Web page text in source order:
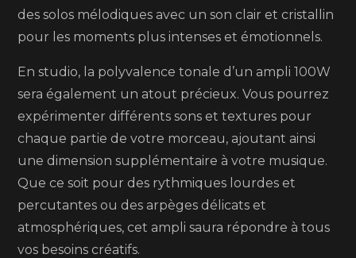
des solos mélodiques avec un son clair et cristallin
pour les moments plus intenses et émotionnels.
En studio, la polyvalence tonale d’un ampli 100W
sera également un atout précieux. Vous pourrez
expérimenter différents sons et textures pour
chaque partie de votre morceau, ajoutant ainsi
une dimension supplémentaire à votre musique.
Que ce soit pour des rythmiques lourdes et
percutantes ou des arpèges délicats et
atmosphériques, cet ampli saura répondre à tous
vos besoins créatifs.